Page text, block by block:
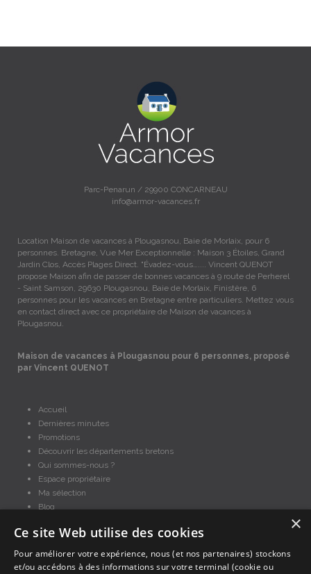
Parc-Penarun / 29900 CONCARNEAU
info@armor-vacances.fr
Location Maison de vacances à Plougasnou, Baie de Morlaix, pour 6
personnes. Bretagne, Vue Mer Exceptionnelle : Maison 3 Étoiles, Grand
Jardin Clos, Accès Plages Direct. "Évadez-vous….... Vincent QUENOT
propose Maison afin de passer de bonnes vacances à 9 route de Perherel
- Saint Samson, 29630 Plougasnou, Baie de Morlaix, Finistère, 6
personnes pour les vacances en Bretagne entre particuliers. Mettez vous
en contact direct avec ce propriétaire de Maison de vacances à
Plougasnou.
Maison de vacances à Plougasnou pour 6 personnes, proposé
par Vincent QUENOT
Accueil
Dernières minutes
Promotions
Découvrir les départements bretons
Qui sommes-nous ?
Espace propriétaire
Ma sélection
Blog
Mentions légales
Politique cookies
En partenariat avec Clévacances des Côtes d'Armor et du Finistère,
×
Ce site Web utilise des cookies
Pour améliorer votre expérience, nous (et nos partenaires) stockons
et/ou accédons à des informations sur votre terminal (cookie ou